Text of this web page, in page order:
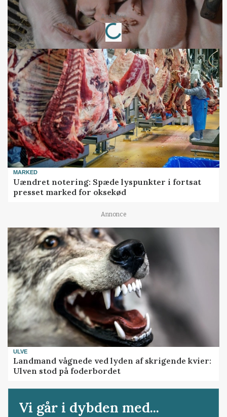
Annonce
Loading...
MARKED
Uændret notering: Spæde lyspunkter i fortsat
presset marked for oksekød
Annonce
ULVE
Landmand vågnede ved lyden af skrigende kvier:
Ulven stod på foderbordet
Vi går i dybden med...